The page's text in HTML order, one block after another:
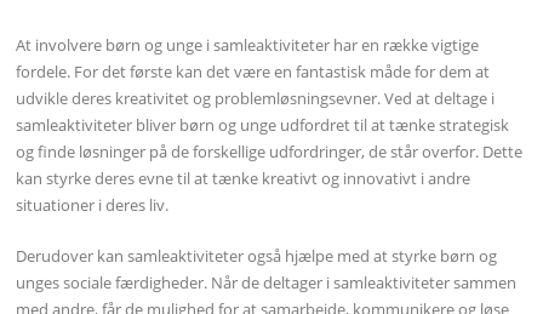
At involvere børn og unge i samleaktiviteter har en række vigtige
fordele. For det første kan det være en fantastisk måde for dem at
udvikle deres kreativitet og problemløsningsevner. Ved at deltage i
samleaktiviteter bliver børn og unge udfordret til at tænke strategisk
og finde løsninger på de forskellige udfordringer, de står overfor. Dette
kan styrke deres evne til at tænke kreativt og innovativt i andre
situationer i deres liv.
Derudover kan samleaktiviteter også hjælpe med at styrke børn og
unges sociale færdigheder. Når de deltager i samleaktiviteter sammen
med andre, får de mulighed for at samarbejde, kommunikere og løse